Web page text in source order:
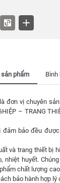
phẩm Bình
đơn vị chuyên
– TRANG
đảm bảo đều
và trang thiết bị
nhiệt huyết.
chất lượng
bảo hành hợp lý